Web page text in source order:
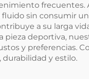
frecuentes.
sin consumir
a su larga
pieza deportiva,
y preferencias.
durabilidad y estilo.